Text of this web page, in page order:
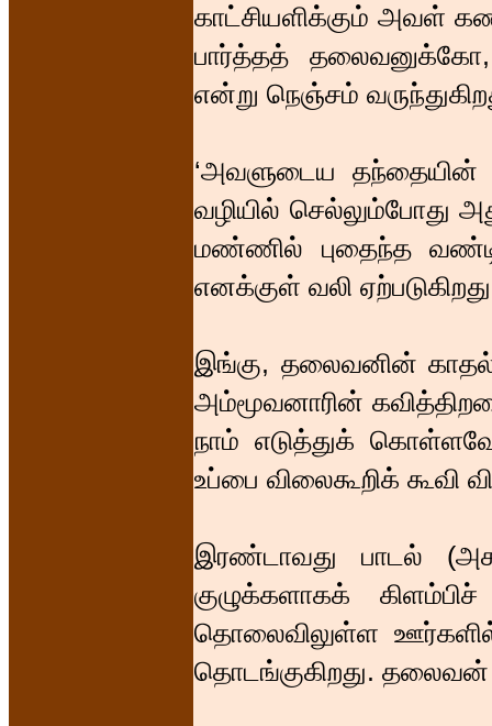
காட்சியளிக்கும் அவள்
பார்த்தத்
என்று நெஞ்சம்
‘அவளுடைய தந்தையின்
வழியில் செல்லும்போது
மண்ணில் புதைந்த
எனக்குள் வலி
இங்கு, தலைவனின்
அம்மூவனாரின்
நாம் எடுத்துக்
உப்பை விலைகூறிக் கூவி
இரண்டாவது பாடல்
குழுக்களாகக்
தொலைவிலுள்ள
தொடங்குகிறது.